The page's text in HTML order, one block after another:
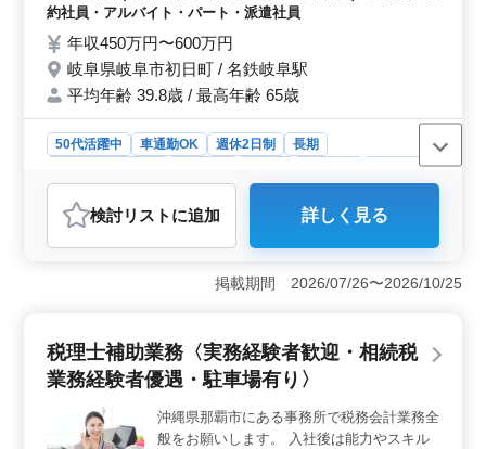
する仕事全般 ・コンサルタント業務 ◯50代
約社員・アルバイト・パート・派遣社員
年収450万円〜600万円
岐阜県岐阜市初日町 / 名鉄岐阜駅
平均年齢 39.8歳 / 最高年齢 65歳
50代活躍中 車通勤OK 週休2日制
長期
派遣社員
会計事務所
おすすめポイント
＜幅広い業務内容＞ 岐阜市内の会計事務所で税理士業
務補助の経験者を募集しています。法人申告書の作成や
記帳代行、決算・申告書の作成など、税務に関わる幅広
方も歓迎し、コンサルタント業務に携わるチャンスもあ
ります。 ＜資格保有者優遇の待遇＞ 有資格者は条
務所での経験5年以上が必要です。年収450万円〜600万
円、通勤手当全額支給、福利厚生も整っています。ま
検討リスト に追加 詳しく見る
掲載期間 2026/07/26〜2026/10/25
税理士補助業務〈実務経験者歓迎・相続税
業務経験者優遇・駐車場有り〉
沖縄県那覇市にある事務所で税務会計業務全
般をお願いします。 入社後は能力やスキル